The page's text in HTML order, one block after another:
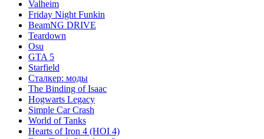
Valheim
Friday Night Funkin
BeamNG DRIVE
Teardown
Osu
GTA 5
Starfield
Сталкер: моды
The Binding of Isaac
Hogwarts Legacy
Simple Car Crash
World of Tanks
Hearts of Iron 4 (HOI 4)